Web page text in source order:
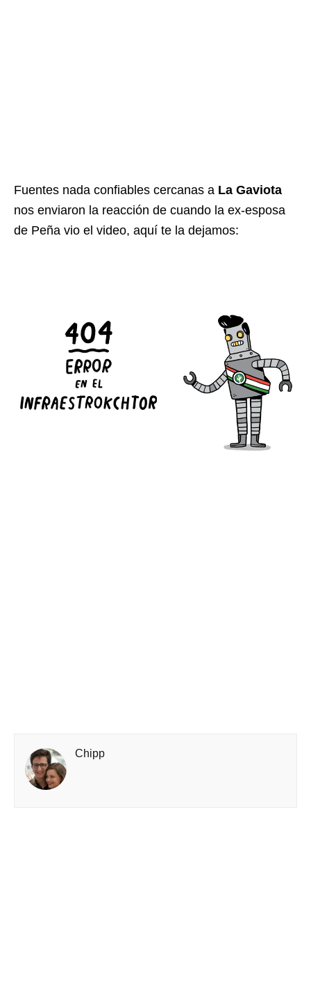
Fuentes nada confiables cercanas a La Gaviota
nos enviaron la reacción de cuando la ex-esposa
de Peña vio el video, aquí te la dejamos:
Chipp